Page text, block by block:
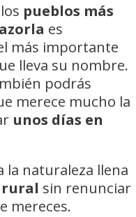
pueblos más
es
más importante
lleva su nombre.
podrás
merece mucho la
unos días en
la naturaleza llena
sin renunciar
mereces.